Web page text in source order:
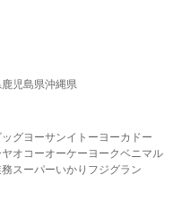
鹿児島県沖縄県
ッグヨーサンイトーヨーカドー
ヤオコーオーケー ヨークベニマル
スーパーいかり フジグラン